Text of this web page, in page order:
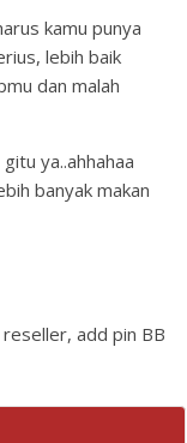
kamu punya
lebih baik
dan malah
ya..ahhahaa
banyak makan
add pin BB